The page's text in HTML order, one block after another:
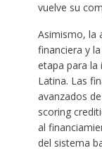
vuelve su
Asimismo, la
financiera y
etapa para la
Latina. Las
avanzados
scoring
al
del sistema